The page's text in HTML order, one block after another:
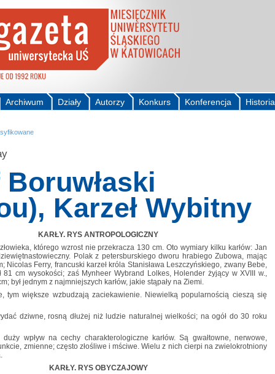
Historia
Konferencja
Konkurs
Autorzy
Działy
Archiwum
Karzeł Wybitny
KARŁY. RYS ANTROPOLOGICZNY
którego wzrost nie przekracza 130 cm. Oto wymiary kilku karłów: Jan
Polak z petersburskiego dworu hrabiego Zubowa, mając
Nicolas Ferry, francuski karzeł króla Stanisława Leszczyńskiego, zwany Bebe,
81 cm wysokości; zaś Mynheer Wybrand Lolkes, Holender żyjący w XVIII w.,
był jednym z najmniejszych karłów, jakie stąpały na Ziemi.
tym większe wzbudzają zaciekawienie. Niewielką popularnością cieszą się
dziwne, rosną dłużej niż ludzie naturalnej wielkości; na ogół do 30 roku
wpływ na cechy charakterologiczne karłów. Są gwałtowne, nerwowe,
zmienne; często złośliwe i mściwe. Wielu z nich cierpi na zwielokrotniony
KARŁY. RYS OBYCZAJOWY